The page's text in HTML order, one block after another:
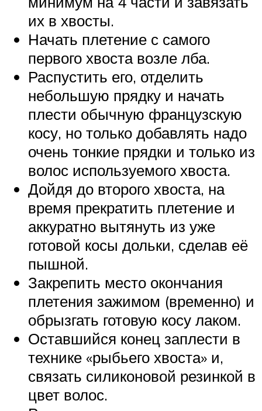
их в хвосты.
Начать плетение с самого
первого хвоста возле лба.
Распустить его, отделить
небольшую прядку и начать
плести обычную французскую
косу, но только добавлять надо
очень тонкие прядки и только из
волос используемого хвоста.
Дойдя до второго хвоста, на
время прекратить плетение и
аккуратно вытянуть из уже
готовой косы дольки, сделав её
пышной.
Закрепить место окончания
плетения зажимом (временно) и
обрызгать готовую косу лаком.
Оставшийся конец заплести в
технике «рыбьего хвоста» и,
связать силиконовой резинкой в
цвет волос.